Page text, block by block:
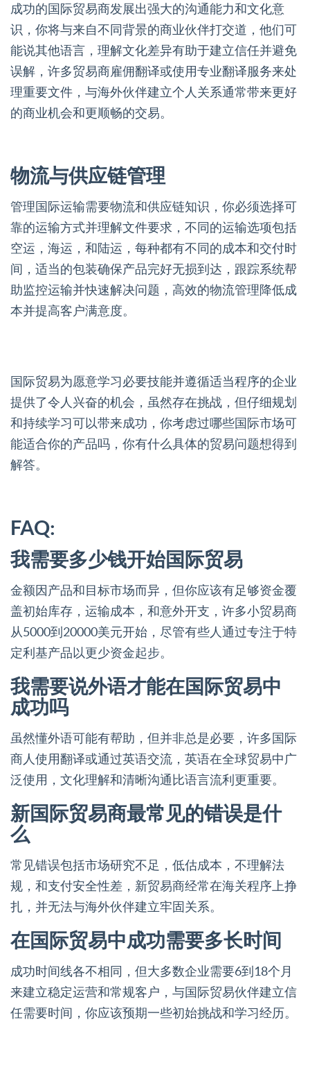
成功的国际贸易商发展出强大的沟通能力和文化意
识，你将与来自不同背景的商业伙伴打交道，他们可
能说其他语言，理解文化差异有助于建立信任并避免
误解，许多贸易商雇佣翻译或使用专业翻译服务来处
理重要文件，与海外伙伴建立个人关系通常带来更好
的商业机会和更顺畅的交易。
物流与供应链管理
管理国际运输需要物流和供应链知识，你必须选择可
靠的运输方式并理解文件要求，不同的运输选项包括
空运，海运，和陆运，每种都有不同的成本和交付时
间，适当的包装确保产品完好无损到达，跟踪系统帮
助监控运输并快速解决问题，高效的物流管理降低成
本并提高客户满意度。
国际贸易为愿意学习必要技能并遵循适当程序的企业
提供了令人兴奋的机会，虽然存在挑战，但仔细规划
和持续学习可以带来成功，你考虑过哪些国际市场可
能适合你的产品吗，你有什么具体的贸易问题想得到
解答。
FAQ:
我需要多少钱开始国际贸易
金额因产品和目标市场而异，但你应该有足够资金覆
盖初始库存，运输成本，和意外开支，许多小贸易商
从5000到20000美元开始，尽管有些人通过专注于特
定利基产品以更少资金起步。
我需要说外语才能在国际贸易中
成功吗
虽然懂外语可能有帮助，但并非总是必要，许多国际
商人使用翻译或通过英语交流，英语在全球贸易中广
泛使用，文化理解和清晰沟通比语言流利更重要。
新国际贸易商最常见的错误是什
么
常见错误包括市场研究不足，低估成本，不理解法
规，和支付安全性差，新贸易商经常在海关程序上挣
扎，并无法与海外伙伴建立牢固关系。
在国际贸易中成功需要多长时间
成功时间线各不相同，但大多数企业需要6到18个月
来建立稳定运营和常规客户，与国际贸易伙伴建立信
任需要时间，你应该预期一些初始挑战和学习经历。